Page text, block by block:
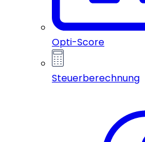
Opti-Score
Steuerberechnung